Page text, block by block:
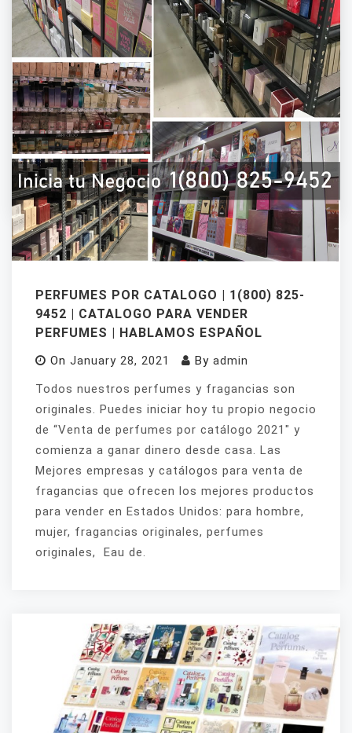
Todos nuestros perfumes y fragancias son
originales. Puedes iniciar hoy tu propio negocio
de “Venta de perfumes por catálogo 2021″ y
comienza a ganar dinero desde casa. Las
Mejores empresas y catálogos para venta de
fragancias que ofrecen los mejores productos
para vender en Estados Unidos: para hombre,
mujer, fragancias originales, perfumes
originales, Eau de.
PERFUMES POR CATALOGO | 1(800) 825-
9452 | CATALOGO PARA VENDER
PERFUMES | HABLAMOS ESPAÑOL
On January 28, 2021 By admin
Todos nuestros perfumes y fragancias son
originales. Puedes iniciar hoy tu propio negocio
de “Venta de perfumes por catálogo 2021″ y
comienza a ganar dinero desde casa. Las
Mejores empresas y catálogos para venta de
fragancias que ofrecen los mejores productos
para vender en Estados Unidos: para hombre,
mujer, fragancias originales, perfumes
originales, Eau de.